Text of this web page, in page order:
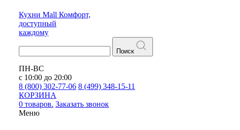
Кухни Mall Комфорт,
доступный
каждому
Поиск
ПН-ВС
с 10:00 до 20:00
8 (800) 302-77-06 8 (499) 348-15-11
КОРЗИНА
0 товаров. Заказать звонок
Меню